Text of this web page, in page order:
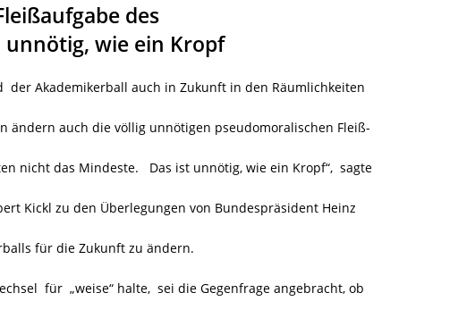
des
wie ein Kropf
Akademikerball auch in Zukunft in den Räumlichkeiten
auch die völlig unnötigen pseudomoralischen Fleiß-
nicht das Mindeste. Das ist unnötig, wie ein Kropf“, sagte
Kickl zu den Überlegungen von Bundespräsident Heinz
für die Zukunft zu ändern.
für „weise“ halte, sei die Gegenfrage angebracht, ob